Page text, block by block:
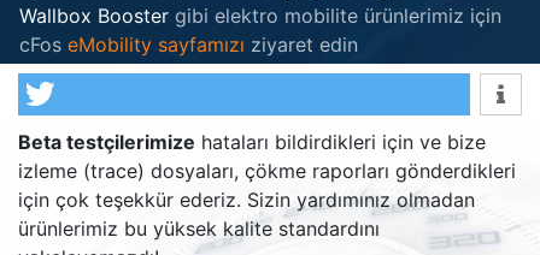
Wallbox Booster gibi elektro mobilite ürünlerimiz için
cFos eMobility sayfamızı ziyaret edin
Beta testçilerimize hataları bildirdikleri için ve bize
izleme (trace) dosyaları, çökme raporları gönderdikleri
için çok teşekkür ederiz. Sizin yardımınız olmadan
ürünlerimiz bu yüksek kalite standardını